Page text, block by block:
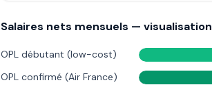
Salaires nets mensuels — visualisation
OPL débutant (low-cost)
OPL confirmé (Air France)